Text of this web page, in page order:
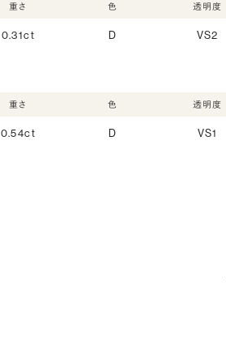
重さ
0.31ct
色
D
透明度
VS2
重さ
0.54ct
色
D
透明度
VS1